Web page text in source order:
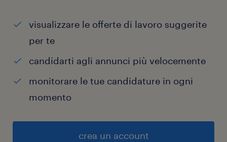
visualizzare le offerte di lavoro suggerite
per te
candidarti agli annunci più velocemente
monitorare le tue candidature in ogni
momento
crea un account